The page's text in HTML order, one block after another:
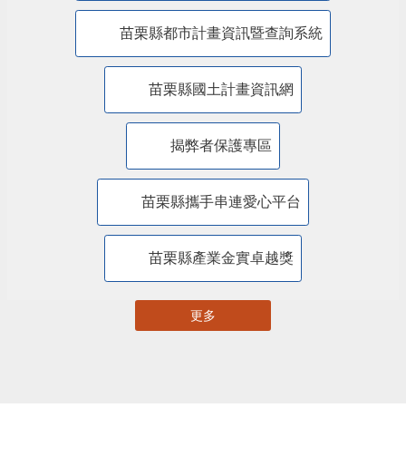
苗栗縣都市計畫資訊暨查詢系統
苗栗縣國土計畫資訊網
揭弊者保護專區
苗栗縣攜手串連愛心平台
苗栗縣產業金實卓越獎
更多